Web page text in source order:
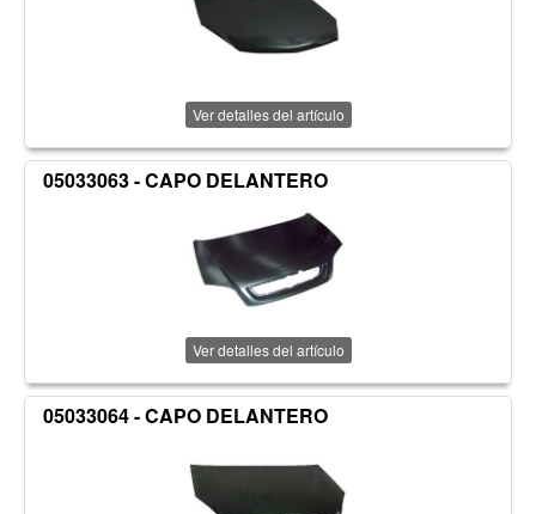
Ver detalles del artículo
05033063 - CAPO DELANTERO
Ver detalles del artículo
05033064 - CAPO DELANTERO